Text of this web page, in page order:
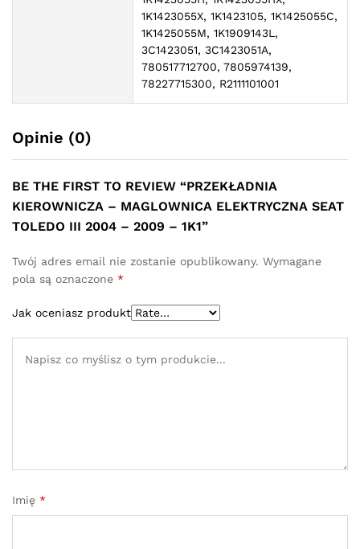
1K1423055X, 1K1423105, 1K1425055C,
1K1425055M, 1K1909143L,
3C1423051, 3C1423051A,
780517712700, 7805974139,
78227715300, R2111101001
Opinie (0)
BE THE FIRST TO REVIEW “PRZEKŁADNIA
KIEROWNICZA – MAGLOWNICA ELEKTRYCZNA SEAT
TOLEDO III 2004 – 2009 – 1K1”
Twój adres email nie zostanie opublikowany. Wymagane
pola są oznaczone *
Jak oceniasz produkt
Imię *